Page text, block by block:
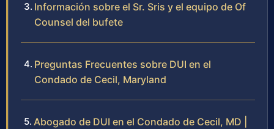
Información sobre el Sr. Sris y el equipo de Of
Counsel del bufete
Preguntas Frecuentes sobre DUI en el
Condado de Cecil, Maryland
Abogado de DUI en el Condado de Cecil, MD |